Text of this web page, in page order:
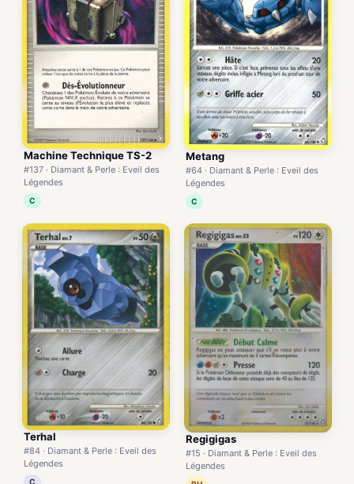
Machine Technique TS-2
#137 · Diamant & Perle : Eveil des
Légendes
C
Metang
#64 · Diamant & Perle : Eveil des
Légendes
C
Terhal
#84 · Diamant & Perle : Eveil des
Légendes
C
Regigigas
#15 · Diamant & Perle : Eveil des
Légendes